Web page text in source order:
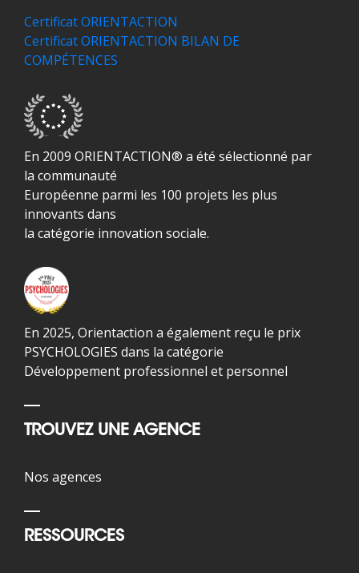
Certificat ORIENTACTION
Certificat ORIENTACTION BILAN DE
COMPÉTENCES
En 2009 ORIENTACTION® a été sélectionné par
la communauté
Européenne parmi les 100 projets les plus
innovants dans
la catégorie innovation sociale.
En 2025, Orientaction a également reçu le prix
PSYCHOLOGIES dans la catégorie
Développement professionnel et personnel
TROUVEZ UNE AGENCE
Nos agences
RESSOURCES